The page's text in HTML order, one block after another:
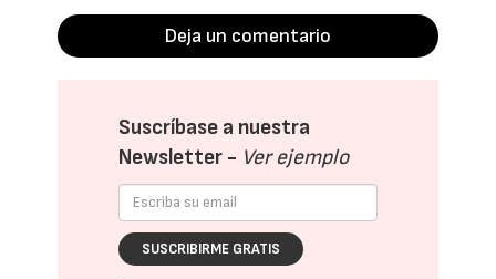
Deja un comentario
Suscríbase a nuestra
Newsletter - Ver ejemplo
SUSCRIBIRME GRATIS